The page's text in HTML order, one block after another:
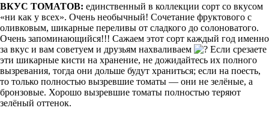
ВКУС ТОМАТОВ: единственный в коллекции сорт со вкусом
«ни как у всех». Очень необычный! Сочетание фруктового с
оливковым, шикарные переливы от сладкого до солоноватого.
Очень запоминающийся!!! Сажаем этот сорт каждый год именно
за вкус и вам советуем и друзьям нахваливаем
Если срезаете
эти шикарные кисти на хранение, не дожидайтесь их полного
вызревания, тогда они дольше будут храниться; если на поесть,
то только полностью вызревшие томаты — они не зелёные, а
бронзовые. Хорошо вызревшие томаты полностью теряют
зелёный оттенок.